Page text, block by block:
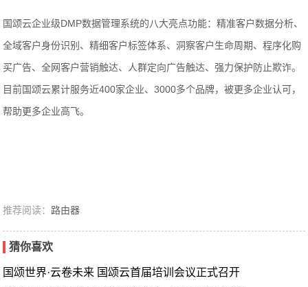
国颂云企业级DMP数据管理系统的八大亮点功能：精准客户数据分析、
全域客户身份识别、精细客户标签体系、洞察客户生命周期、程序化购
买广告、全网客户营销触达、人群定向广告触达、强力保护防止欺诈。
目前国颂云累计服务近400家企业、3000多个品牌，被更多企业认可，
帮助更多企业高飞。
推荐阅读： 路由器
猜你喜欢
国颂世界·云卷未来 国颂云首届培训会议正式召开